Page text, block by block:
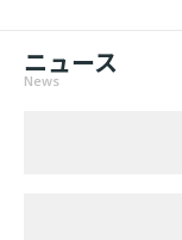
ニュース
News